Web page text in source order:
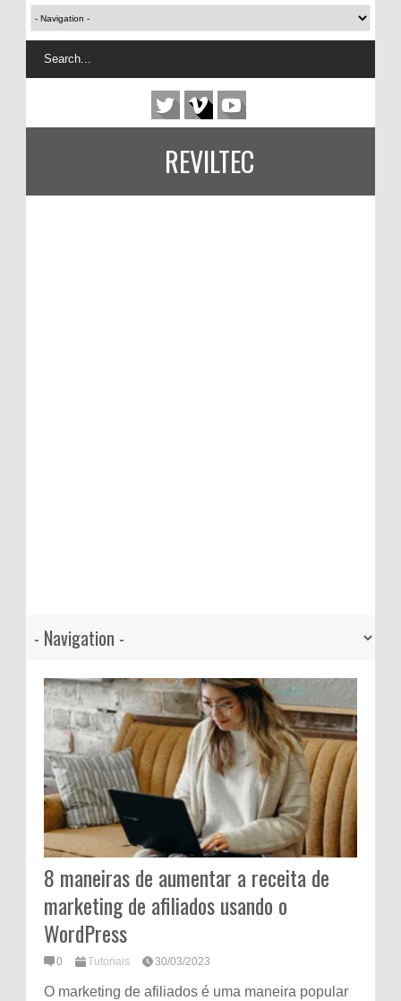
REVILTEC
8 maneiras de aumentar a receita de
marketing de afiliados usando o
WordPress
0 Tutoriais 30/03/2023
O marketing de afiliados é uma maneira popular